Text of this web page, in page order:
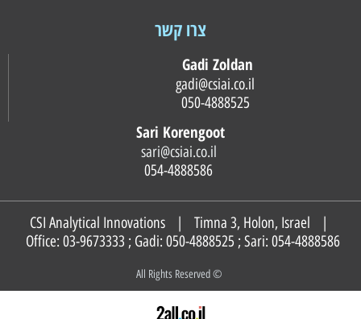
צרו קשר
Gadi Zoldan
Sari Korengoot
sari@csiai.co.il
CSI Analytical Innovations | Timna 3, Holon, Israel |
Office: 03-9673333 ; Gadi: 050-4888525 ; Sari: 054-4888586
© All Rights Reserved